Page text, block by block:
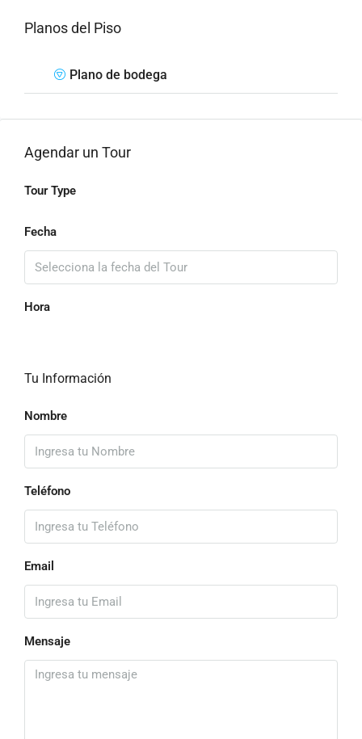
Planos del Piso
Plano de bodega
Agendar un Tour
Tour Type
Fecha
Hora
Tu Información
Nombre
Teléfono
Email
Mensaje